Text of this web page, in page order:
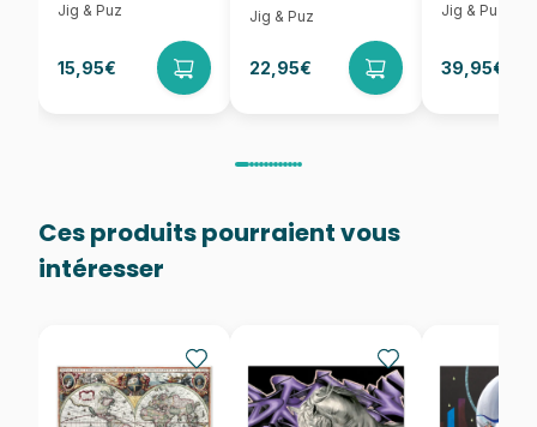
Jig & Puz
15,95€
Jig & Puz
22,95€
Jig & Puz
39,95€
Ces produits pourraient vous
intéresser